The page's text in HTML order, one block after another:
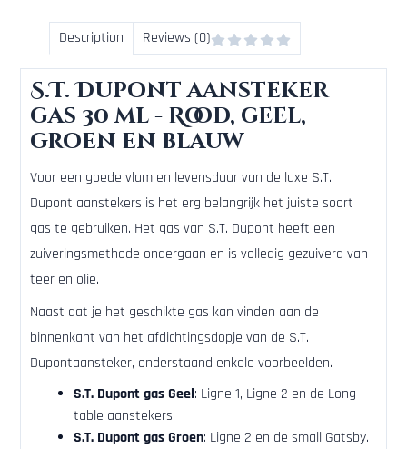
Description Reviews (0)
S.T. Dupont aansteker
gas 30 ml - Rood, geel,
groen en blauw
Voor een goede vlam en levensduur van de luxe S.T.
Dupont aanstekers is het erg belangrijk het juiste soort
gas te gebruiken. Het gas van S.T. Dupont heeft een
zuiveringsmethode ondergaan en is volledig gezuiverd van
teer en olie.
Naast dat je het geschikte gas kan vinden aan de
binnenkant van het afdichtingsdopje van de S.T.
Dupontaansteker, onderstaand enkele voorbeelden.
S.T. Dupont gas Geel: Ligne 1, Ligne 2 en de Long
table aanstekers.
S.T. Dupont gasGroen: Ligne 2 en de small Gatsby.